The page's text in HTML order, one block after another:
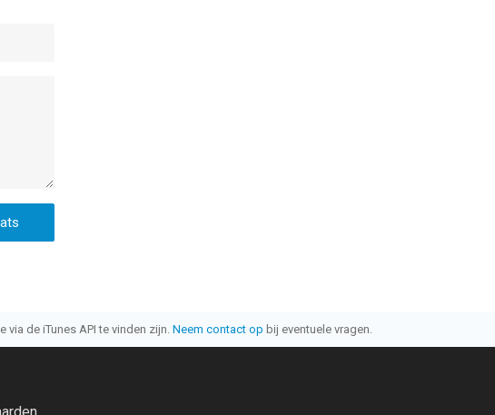
de iTunes API te vinden zijn. Neem contact op bij eventuele vragen.